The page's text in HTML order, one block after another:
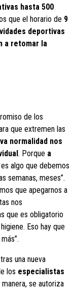
hasta 500
que el horario de 9
deportivas
a retomar la
de los
que extremen las
normalidad nos
. Porque a
algo que debemos
semanas, meses”.
que apegarnos a
nos
que es obligatorio
Eso hay que
una nueva
los especialistas
se autoriza